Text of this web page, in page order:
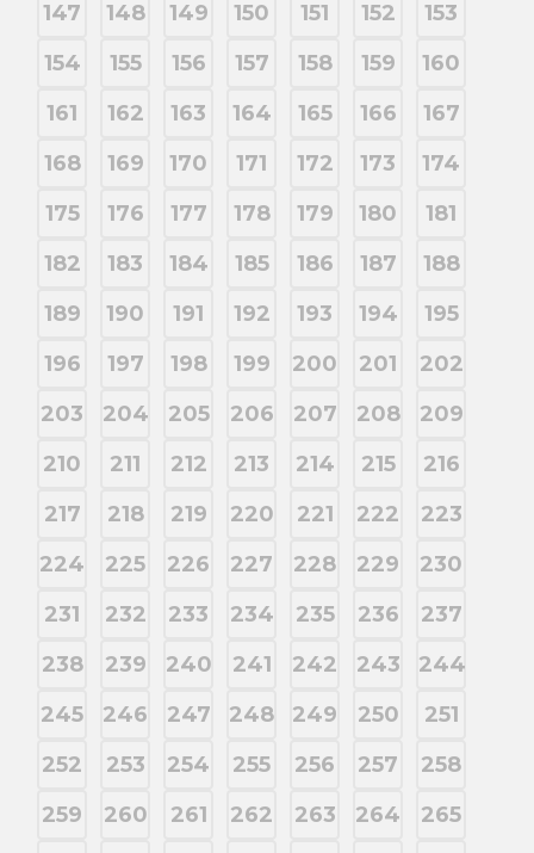
147 148 149 150 151 152
153
154
155 156 157 158 159
160
161
162 163 164 165 166
167
168
169 170 171 172 173
174
175
176 177 178 179 180
181
182
183 184 185 186 187
188
189
190 191 192 193 194
195
196
197 198 199 200 201
202
203
204 205 206 207 208
209
210
211 212 213 214 215
216
217
218 219 220 221 222
223
224
225 226 227 228 229
230
231
232 233 234 235 236
237
238
239 240 241 242 243
244
245
246 247 248 249 250
251
252
253 254 255 256 257
258
259
260 261 262 263 264
265